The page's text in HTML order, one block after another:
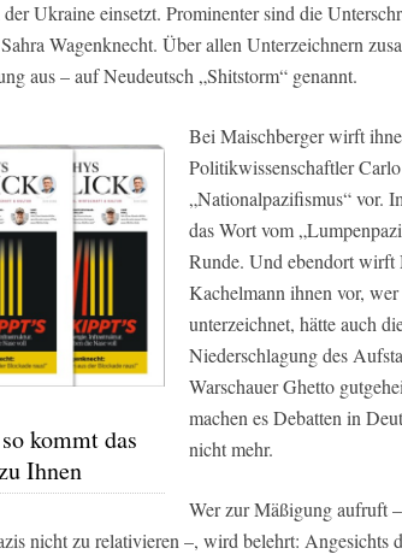
Ukraine einsetzt. Prominenter sind die
Wagenknecht. Über allen Unterzeichnern
aus – auf Neudeutsch „Shitstorm“ genannt.
kommt das
Ihnen
Bei Maischberger wirft
Politikwissenschaftler
„Nationalpazifismus“ vor.
das Wort vom
Runde. Und ebendort wirft
Kachelmann ihnen vor,
unterzeichnet, hätte auch
Niederschlagung des
Warschauer Ghetto
machen es Debatten in
nicht mehr.
Wer zur Mäßigung aufruft
nicht zu relativieren –, wird belehrt: Angesichts